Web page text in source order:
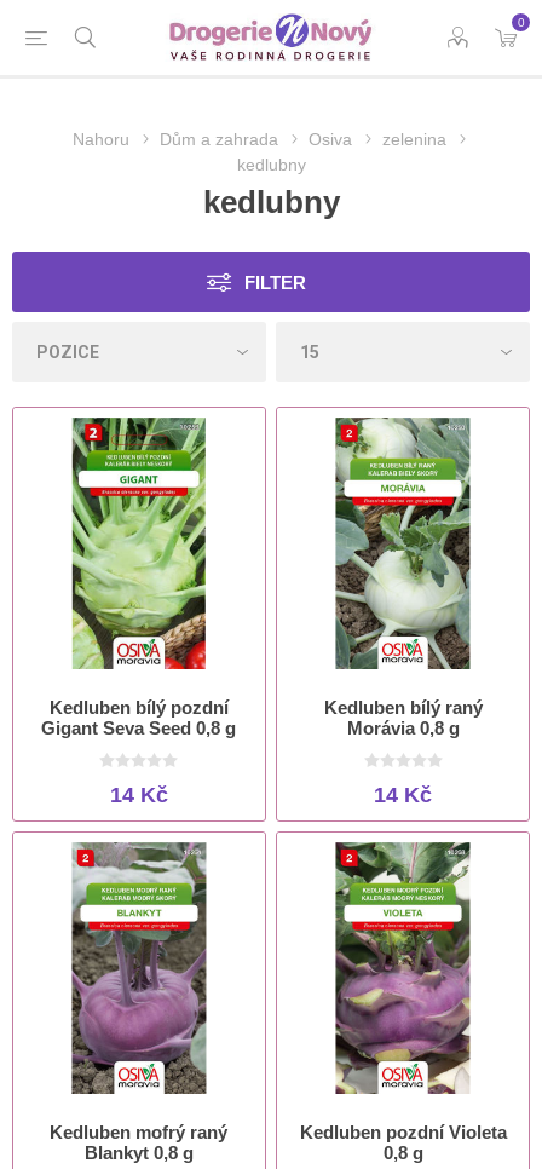
0
Nahoru Dům a zahrada Osiva
zelenina
kedlubny
kedlubny
FILTER
Kedluben bílý pozdní
Gigant Seva Seed 0,8 g
14 Kč
Kedluben bílý raný
Morávia 0,8 g
14 Kč
Kedluben mofrý raný
Blankyt 0,8 g
Kedluben pozdní Violeta
0,8 g